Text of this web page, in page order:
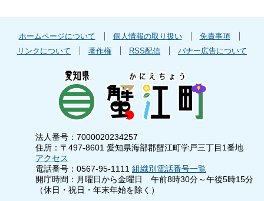
ホームページについて 個人情報の取り扱い
免責事項
リンクについて
著作権 RSS配信 バナー広告について
法人番号：7000020234257
住所：〒497-8601 愛知県海部郡蟹江町学戸三丁目1番地
アクセス
電話番号：0567-95-1111 組織別電話番号一覧
開庁時間：月曜日から金曜日 午前8時30分～午後5時15分
（休日・祝日・年末年始を除く）